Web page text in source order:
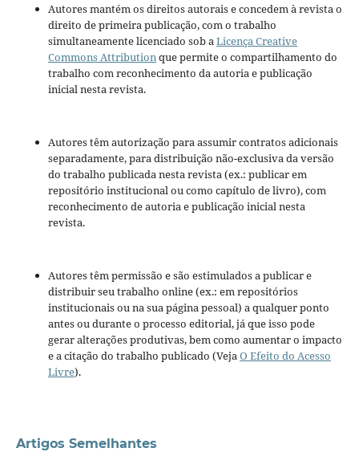
Autores mantém os direitos autorais e concedem à revista o
direito de primeira publicação, com o trabalho
simultaneamente licenciado sob aLicença Creative
Commons Attributionque permite o compartilhamento do
trabalho com reconhecimento da autoria e publicação
inicial nesta revista.
Autores têm autorização para assumir contratos adicionais
separadamente, para distribuição não-exclusiva da versão
do trabalho publicada nesta revista (ex.: publicar em
repositório institucional ou como capítulo de livro), com
reconhecimento de autoria e publicação inicial nesta
revista.
Autores têm permissão e são estimulados a publicar e
distribuir seu trabalho online (ex.: em repositórios
institucionais ou na sua página pessoal) a qualquer ponto
antes ou durante o processo editorial, já que isso pode
gerar alterações produtivas, bem como aumentar o impacto
e a citação do trabalho publicado (VejaO Efeito do Acesso
Livre).
Artigos Semelhantes